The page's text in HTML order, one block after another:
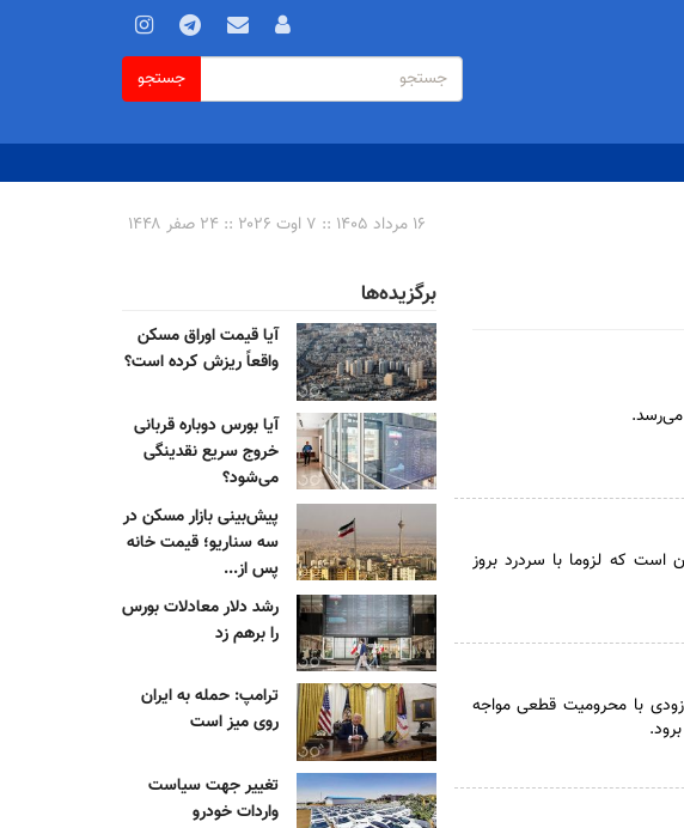
فرم
جستجو
جستجو
۱۶ مرداد ۱۴۰۵ :: ۷ اوت ۲۰۲۶ :: ۲۴ صفر ۱۴۴۸
می‌رسد.
که لزوما با سردرد بروز
زودی با محرومیت قطعی مواجه
برگزیده‌ها
آیا قیمت اوراق مسکن
واقعاً ریزش کرده است؟
آیا بورس دوباره قربانی
خروج سریع نقدینگی
می‌شود؟
پیش‌بینی بازار مسکن در
سه سناریو؛ قیمت خانه
پس از...
رشد دلار معادلات بورس
را برهم زد
ترامپ: حمله به ایران
روی میز است
تغییر جهت سیاست
واردات خودرو